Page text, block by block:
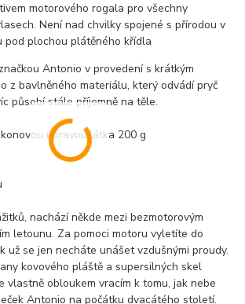
motorového rogala pro všechny
Není nad chvilky spojené s přírodou v
pod plochou plátěného křídla
Antonio v provedení s krátkým
z bavlněného materiálu, který odvádí pryč
působí stále příjemně na těle.
úpravou,látka 200 g
nachází někde mezi bezmotorovým
letounu. Za pomoci motoru vyletíte do
už se jen necháte unášet vzdušnými proudy.
kovového pláště a supersilných skel
vlastně obloukem vracím k tomu, jak nebe
Antonio na počátku dvacátého století.